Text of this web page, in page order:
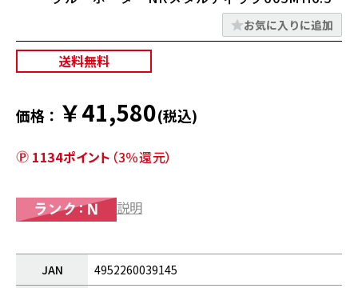
お気に入りに追加
送料無料
価格： ￥41,580(税込)
1134ポイント （3％還元）
説明
JAN
4952260039145